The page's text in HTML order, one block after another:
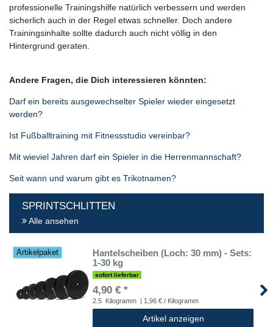
professionelle Trainingshilfe natürlich verbessern und werden
sicherlich auch in der Regel etwas schneller. Doch andere
Trainingsinhalte sollte dadurch auch nicht völlig in den
Hintergrund geraten.
Andere Fragen, die Dich interessieren könnten:
Darf ein bereits ausgewechselter Spieler wieder eingesetzt
werden?
Ist Fußballtraining mit Fitnessstudio vereinbar?
Mit wieviel Jahren darf ein Spieler in die Herrenmannschaft?
Seit wann und warum gibt es Trikotnamen?
SPRINTSCHLITTEN
Alle ansehen
Artikelpaket
Hantelscheiben (Loch: 30 mm) - Sets:
1-30 kg
sofort lieferbar
4,90 € *
2.5 Kilogramm | 1,96 € / Kilogramm
Artikel anzeigen